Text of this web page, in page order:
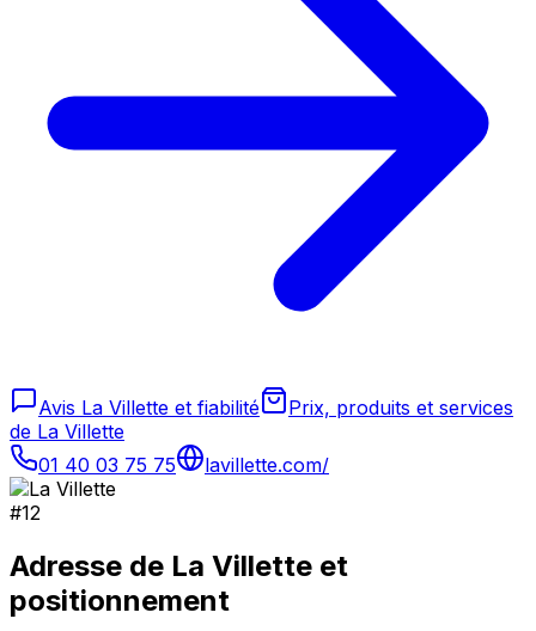
Avis La Villette et fiabilité
Prix, produits et services
de La Villette
01 40 03 75 75
lavillette.com/
#12
Adresse de La Villette et
positionnement